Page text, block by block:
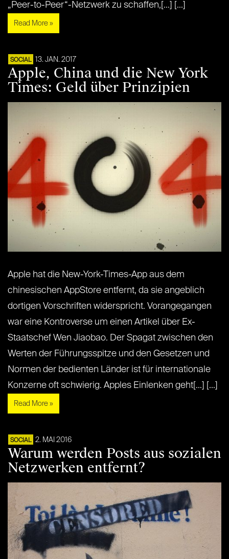
„Peer-to-Peer“-Netzwerk zu schaffen,[...] [...]
Read More »
SOCIAL 13. JAN. 2017
Apple, China und die New York
Times: Geld über Prinzipien
Apple hat die New-York-Times-App aus dem
chinesischen AppStore entfernt, da sie angeblich
dortigen Vorschriften widerspricht. Vorangegangen
war eine Kontroverse um einen Artikel über Ex-
Staatschef Wen Jiaobao. Der Spagat zwischen den
Werten der Führungsspitze und den Gesetzen und
Normen der bedienten Länder ist für internationale
Konzerne oft schwierig. Apples Einlenken geht[...] [...]
Read More »
SOCIAL 2. MAI 2016
Warum werden Posts aus sozialen
Netzwerken entfernt?